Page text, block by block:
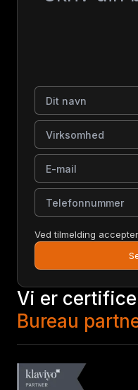
Dit navn
Virksomhed
E-mail
Telefonnummer
Ved tilmelding
Vi er
Bureau